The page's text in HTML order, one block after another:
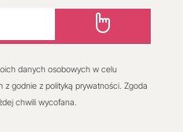
danych osobowych w celu
z godnie z polityką prywatności. Zgoda
chwili wycofana.